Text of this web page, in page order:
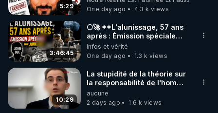
se resynchroniser (lumière, mouvement,
régularité).
- 1, 2 ou 3 repas ? Repères pragmatiques selon vos
réserves et votre journée.
- Règles simples : zéro grignotage, espaces de
repos digestif, hydratation hors repas, dîner
avancé.
-----------------
5:29
One day ago
4.3 k views
3:46:45
🌕🚀 **L'alunissage, 57 ans
après : Émission spéciale
avec John Doe !** 👨 🚀✨
Infos et vérité
One day ago
1.3 k views
10:29
La stupidité de la théorie sur
la responsabilité de l’homme
concernant le dioxyde de
carbone.
aucune
2 days ago
1.6 k views